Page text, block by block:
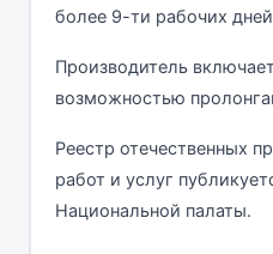
более 9-ти рабочих
Производитель
возможностью
Реестр отечественных
работ и услуг
Национальной палаты.